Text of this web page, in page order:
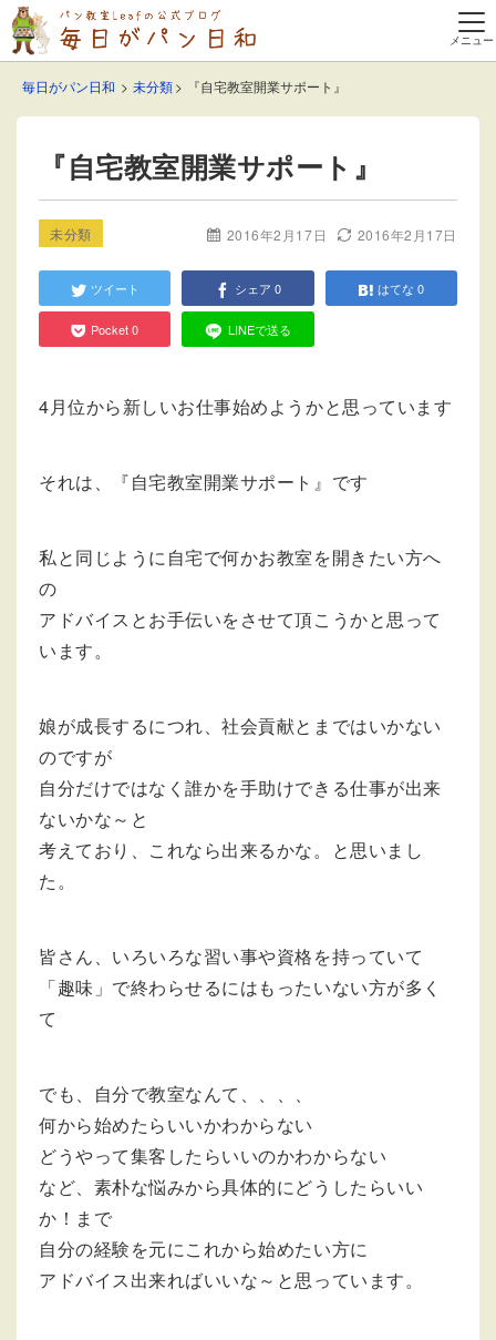
毎日がパン日和 未分類 『自宅教室開業サポート』
『自宅教室開業サポート』
未分類 2016年2月17日 2016年2月17日
ツイート シェア 0 はてな 0
Pocket0 LINEで送る
4月位から新しいお仕事始めようかと思っています
それは、『自宅教室開業サポート』です
私と同じように自宅で何かお教室を開きたい方へ
の
アドバイスとお手伝いをさせて頂こうかと思って
います。
娘が成長するにつれ、社会貢献とまではいかない
のですが
自分だけではなく誰かを手助けできる仕事が出来
ないかな～と
考えており、これなら出来るかな。と思いまし
た。
皆さん、いろいろな習い事や資格を持っていて
「趣味」で終わらせるにはもったいない方が多く
て
でも、自分で教室なんて、、、、
何から始めたらいいかわからない
どうやって集客したらいいのかわからない
など、素朴な悩みから具体的にどうしたらいい
か！まで
自分の経験を元にこれから始めたい方に
アドバイス出来ればいいな～と思っています。